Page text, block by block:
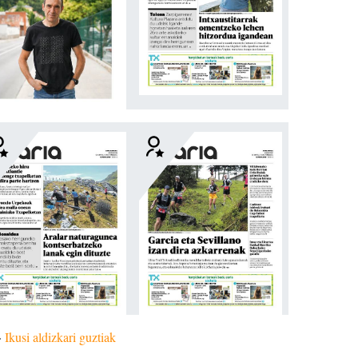
Ikusi aldizkari guztiak